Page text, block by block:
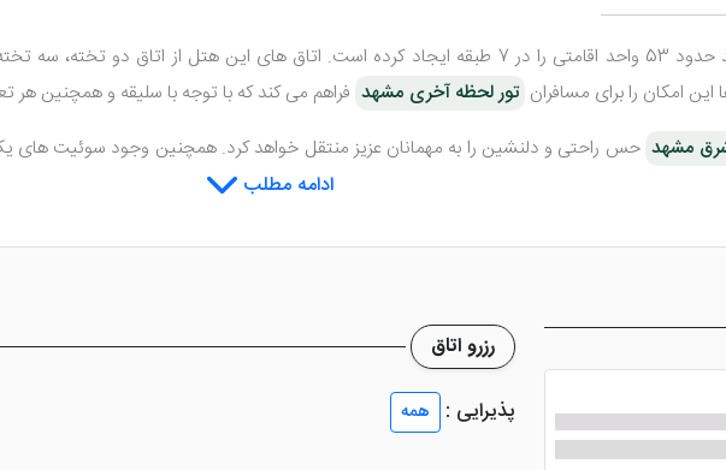
امکان را برای مسافران تور لحظه آخری مشهد فراهم می کند که با توجه با سلیقه و همچنین هر
مشهد حس راحتی و دلنشین را به مهمانان عزیز منتقل خواهد کرد. همچنین وجود سوئیت های یک
جواهر شرق مشهد
بی نظیر در خود باعث شده است تا مهمانان از نظر غذا دچار نگرانی نشوند. مهمانان عزیز می
نیاز به خارج شدن از هتل بپردازند. تمامی غذاهای فرنگی و ایرانی با بهترین کیفیت به صورت سلف
ادامه مطلب
رزرو اتاق
پذیرایی :
همه